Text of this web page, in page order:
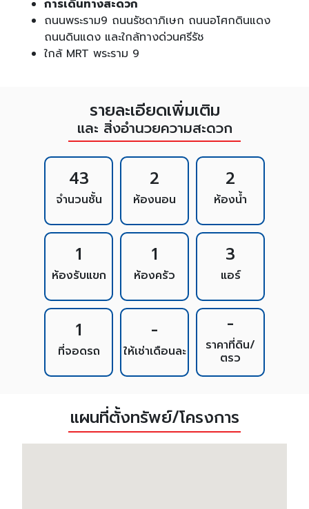
การเดินทางสะดวก
ถนนพระราม9 ถนนรัชดาภิเษก ถนนอโศกดินแดง
ถนนดินแดง และใกล้ทางด่วนศรีรัช
ใกล้ MRT พระราม 9
รายละเอียดเพิ่มเติม
และ สิ่งอำนวยความสะดวก
43
จำนวนชั้น
2
ห้องนอน
2
ห้องน้ำ
1
ห้องรับแขก
1
ห้องครัว
3
แอร์
1
ที่จอดรถ
-
ให้เช่าเดือนละ
-
ราคาที่ดิน/
ตรว
แผนที่ตั้งทรัพย์/โครงการ